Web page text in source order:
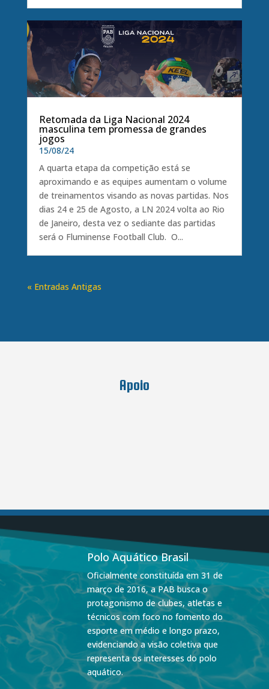
Retomada da Liga Nacional 2024
masculina tem promessa de grandes
jogos
15/08/24
A quarta etapa da competição está se
aproximando e as equipes aumentam o volume
de treinamentos visando as novas partidas. Nos
dias 24 e 25 de Agosto, a LN 2024 volta ao Rio
de Janeiro, desta vez o sediante das partidas
será o Fluminense Football Club. O...
« Entradas Antigas
Apoio
Polo Aquático Brasil
Oficialmente constituída em 31 de
março de 2016, a PAB busca o
protagonismo de clubes, atletas e
técnicos com foco no fomento do
esporte em médio e longo prazo,
evidenciando a visão coletiva que
representa os interesses do polo
aquático.